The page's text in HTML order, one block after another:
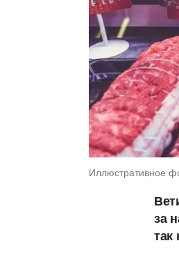
Иллюстративное
за
так